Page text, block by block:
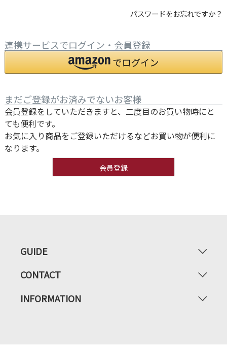
パスワードをお忘れですか？
連携サービスでログイン・会員登録
まだご登録がお済みでないお客様
会員登録をしていただきますと、二度目のお買い物時にと
ても便利です。
お気に入り商品をご登録いただけるなどお買い物が便利に
なります。
会員登録
GUIDE
CONTACT
INFORMATION